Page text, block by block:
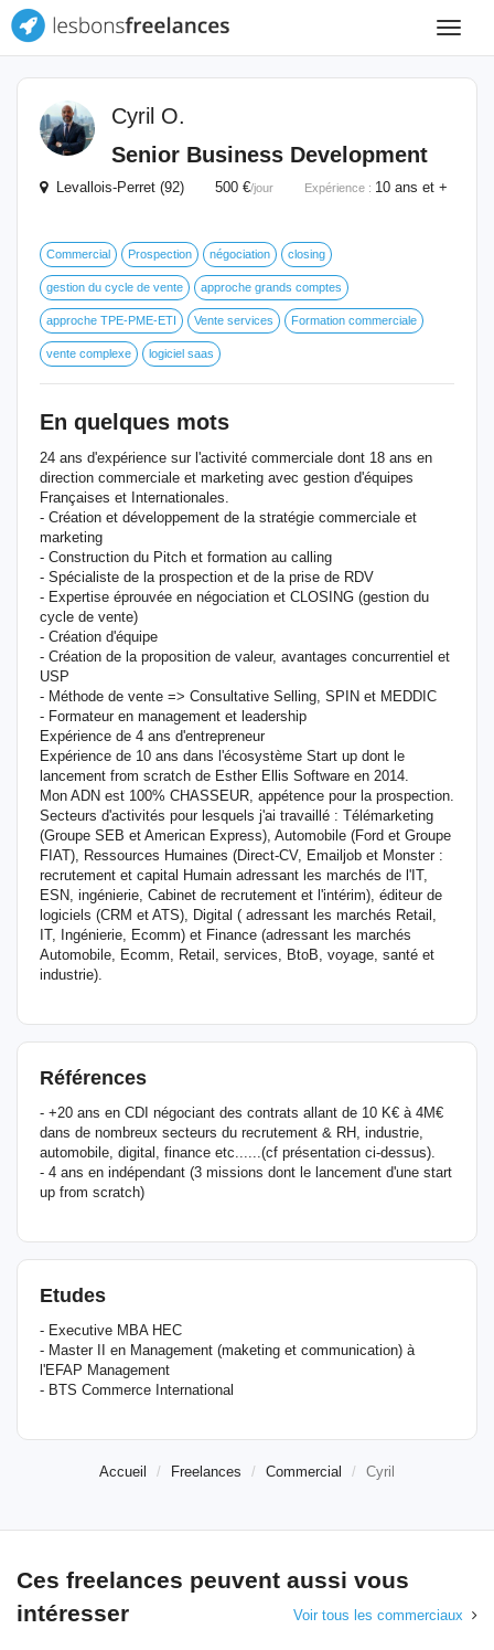
Toggle
Cyril O.
Senior Business Development
Levallois-Perret (92) 500 €/jour Expérience : 10 ans et +
Commercial Prospection négociation closing
gestion du cycle de vente approche grands comptes
approche TPE-PME-ETI Vente services Formation commerciale
vente complexe logiciel saas
En quelques mots
24 ans d'expérience sur l'activité commerciale dont 18 ans en
direction commerciale et marketing avec gestion d'équipes
Françaises et Internationales.
- Création et développement de la stratégie commerciale et
marketing
- Construction du Pitch et formation au calling
- Spécialiste de la prospection et de la prise de RDV
- Expertise éprouvée en négociation et CLOSING (gestion du
cycle de vente)
- Création d'équipe
- Création de la proposition de valeur, avantages concurrentiel et
USP
- Méthode de vente => Consultative Selling, SPIN et MEDDIC
- Formateur en management et leadership
Expérience de 4 ans d'entrepreneur
Expérience de 10 ans dans l'écosystème Start up dont le
lancement from scratch de Esther Ellis Software en 2014.
Mon ADN est 100% CHASSEUR, appétence pour la prospection.
Secteurs d'activités pour lesquels j'ai travaillé : Télémarketing
(Groupe SEB et American Express), Automobile (Ford et Groupe
FIAT), Ressources Humaines (Direct-CV, Emailjob et Monster :
recrutement et capital Humain adressant les marchés de l'IT,
ESN, ingénierie, Cabinet de recrutement et l'intérim), éditeur de
logiciels (CRM et ATS), Digital ( adressant les marchés Retail,
IT, Ingénierie, Ecomm) et Finance (adressant les marchés
Automobile, Ecomm, Retail, services, BtoB, voyage, santé et
industrie).
Références
- +20 ans en CDI négociant des contrats allant de 10 K€ à 4M€
dans de nombreux secteurs du recrutement & RH, industrie,
automobile, digital, finance etc......(cf présentation ci-dessus).
- 4 ans en indépendant (3 missions dont le lancement d'une start
up from scratch)
Etudes
- Executive MBA HEC
- Master II en Management (maketing et communication) à
l'EFAP Management
- BTS Commerce International
Accueil Freelances Commercial Cyril
Ces freelances peuvent aussi vous
intéresser
Voir tous les commerciaux